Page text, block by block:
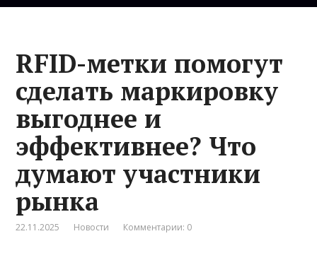
RFID-метки помогут
сделать маркировку
выгоднее и
эффективнее? Что
думают участники
рынка
22.11.2025 Новости Комментарии: 0